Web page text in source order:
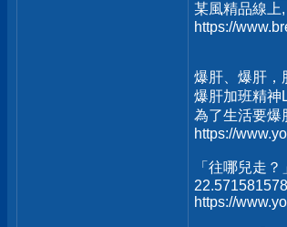
某風精品線上
https://
爆肝、爆肝，
爆肝加班精神
為了生活要爆
https://
「往哪兒走？
https://